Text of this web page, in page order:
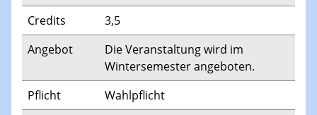
Credits
3,5
Angebot
Die Veranstaltung wird im
Wintersemester angeboten.
Pflicht
Wahlpflicht